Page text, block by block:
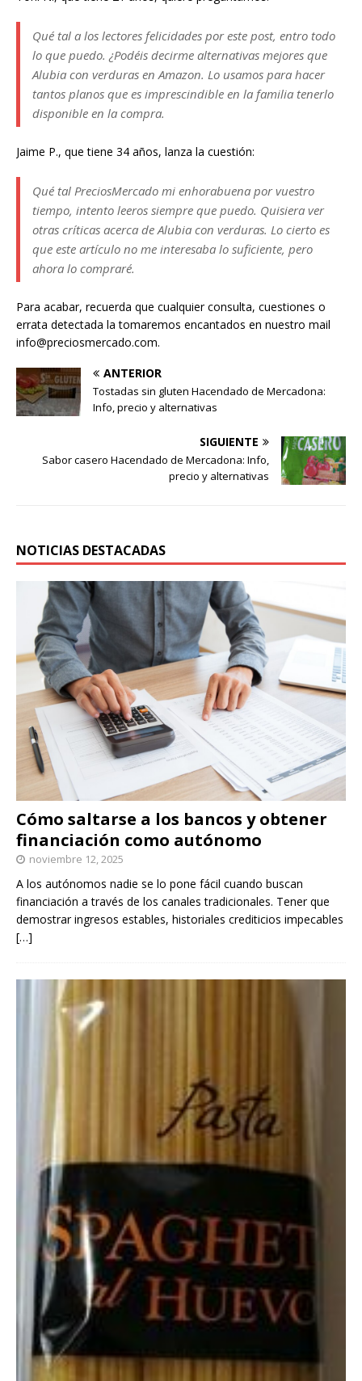
Qué tal a los lectores felicidades por este post, entro todo
lo que puedo. ¿Podéis decirme alternativas mejores que
Alubia con verduras en Amazon. Lo usamos para hacer
tantos planos que es imprescindible en la familia tenerlo
disponible en la compra.
Jaime P., que tiene 34 años, lanza la cuestión:
Qué tal PreciosMercado mi enhorabuena por vuestro
tiempo, intento leeros siempre que puedo. Quisiera ver
otras críticas acerca de Alubia con verduras. Lo cierto es
que este artículo no me interesaba lo suficiente, pero
ahora lo compraré.
Para acabar, recuerda que cualquier consulta, cuestiones o
errata detectada la tomaremos encantados en nuestro mail
info@preciosmercado.com.
ANTERIOR
Tostadas sin gluten Hacendado de Mercadona:
Info, precio y alternativas
SIGUIENTE
Sabor casero Hacendado de Mercadona: Info,
precio y alternativas
NOTICIAS DESTACADAS
Cómo saltarse a los bancos y obtener
financiación como autónomo
noviembre 12, 2025
A los autónomos nadie se lo pone fácil cuando buscan
financiación a través de los canales tradicionales. Tener que
demostrar ingresos estables, historiales crediticios impecables
[…]